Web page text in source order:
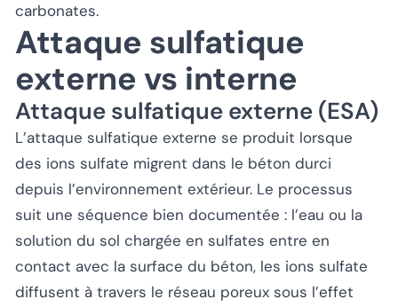
carbonates.
Attaque sulfatique
externe vs interne
Attaque sulfatique externe (ESA)
L’attaque sulfatique externe se produit lorsque
des ions sulfate migrent dans le béton durci
depuis l’environnement extérieur. Le processus
suit une séquence bien documentée : l’eau ou la
solution du sol chargée en sulfates entre en
contact avec la surface du béton, les ions sulfate
diffusent à travers le réseau poreux sous l’effet